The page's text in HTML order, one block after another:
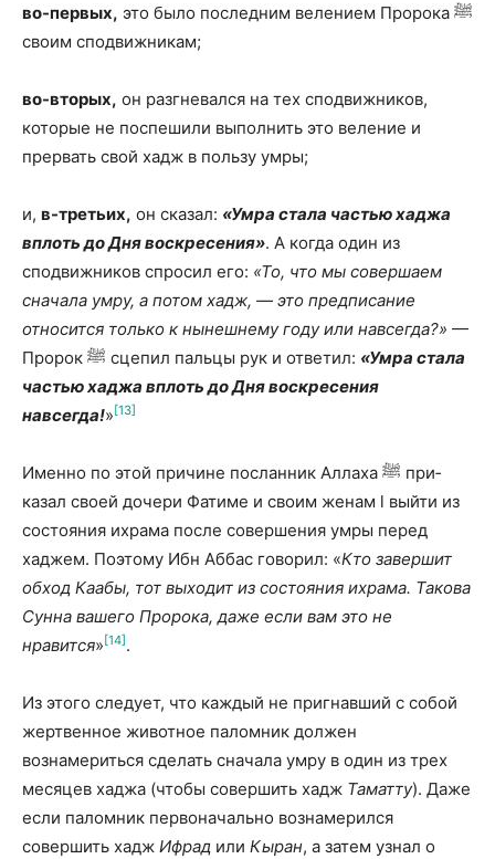
во-первых, это было последним велением Пророка ﷺ
своим сподвижникам;
во-вторых, он разгневался на тех сподвижников,
которые не поспешили выполнить это веление и
прервать свой хадж в пользу умры;
и, в-третьих, он сказал: «Умра стала частью хаджа
вплоть до Дня воскресения». А когда один из
сподвижников спросил его: «То, что мы совершаем
сначала умру, а потом хадж, — это предписание
относится только к нынешнему году или навсегда?» —
Пророк ﷺ сцепил пальцы рук и ответил: «Умра стала
частью хаджа вплоть до Дня воскресения
навсегда!» [13]
Именно по этой причине посланник Аллаха ﷺ при­
казал своей дочери Фатиме и своим женам l выйти из
состояния ихра­ма после совершения умры перед
хаджем. Поэтому Ибн Аббас говорил: «Кто завершит
обход Каабы, тот выходит из состояния ихрама. Такова
Сунна вашего Пророка, даже если вам это не
нравится» [14] .
Из этого следует, что каждый не пригнавший с собой
жертвенное животное паломник должен
вознамериться сделать сначала умру в один из трех
месяцев хаджа (чтобы совершить хадж Таматту). Даже
если паломник первоначально вознамерился
совершить хадж Ифрад или Кыран, а затем узнал о